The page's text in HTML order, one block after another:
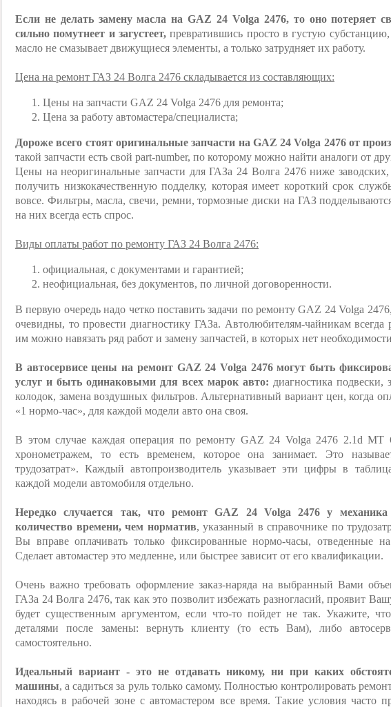
Если не делать замену масла на GAZ 24 Volga 2476, то оно потеряет
сильно помутнеет и загустеет, превратившись просто в густую субстанцию,
масло не смазывает движущиеся элементы, а только затрудняет их работу.
Цена на ремонт ГАЗ 24 Волга 2476 складывается из составляющих:
Цены на запчасти GAZ 24 Volga 2476 для ремонта;
Цена за работу автомастера/специалиста;
Дороже всего стоят оригинальные запчасти на GAZ 24 Volga 2476 от
такой запчасти есть свой part-number, по которому можно найти аналоги от
Цены на неоригинальные запчасти для ГАЗа 24 Волга 2476 ниже заводских,
получить низкокачественную подделку, которая имеет короткий срок
вовсе. Фильтры, масла, свечи, ремни, тормозные диски на ГАЗ
на них всегда есть спрос.
Виды оплаты работ по ремонту ГАЗ 24 Волга 2476:
официальная, с документами и гарантией;
неофициальная, без документов, по личной договоренности.
В первую очередь надо четко поставить задачи по ремонту GAZ 24 Volga
очевидны, то провести диагностику ГАЗа. Автолюбителям-чайникам всегда
им можно навязать ряд работ и замену запчастей, в которых нет
В автосервисе цены на ремонт GAZ 24 Volga 2476 могут быть
услуг и быть одинаковыми для всех марок авто: диагностика подвески,
колодок, замена воздушных фильтров. Альтернативный вариант цен, когда
«1 нормо-час», для каждой модели авто она своя.
В этом случае каждая операция по ремонту GAZ 24 Volga 2476 2.1d MT
хронометражем, то есть временем, которое она занимает. Это
трудозатрат». Каждый автопроизводитель указывает эти цифры в
каждой модели автомобиля отдельно.
Нередко случается так, что ремонт GAZ 24 Volga 2476 у механика
количество времени, чем норматив, указанный в справочнике по
Вы вправе оплачивать только фиксированные нормо-часы, отведенные
Сделает автомастер это медленне, или быстрее зависит от его квалификации.
Очень важно требовать оформление заказ-наряда на выбранный Вами
ГАЗа 24 Волга 2476, так как это позволит избежать разногласий, проявит
будет существенным аргументом, если что-то пойдет не так. Укажите,
деталями после замены: вернуть клиенту (то есть Вам), либо
самостоятельно.
Идеальный вариант - это не отдавать никому, ни при каких
машины, а садиться за руль только самому. Полностью контролировать
находясь в рабочей зоне с автомастером все время. Такие условия часто